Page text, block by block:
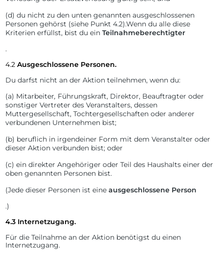
(d)du nicht zu den unten genannten ausgeschlossenen
Personen gehörst (siehe Punkt 4.2).Wenn du alle diese
Kriterien erfüllst, bist du einTeilnahmeberechtigter
.
4.2Ausgeschlossene Personen.
Du darfst nicht an der Aktion teilnehmen, wenn du:
(a) Mitarbeiter, Führungskraft, Direktor, Beauftragter oder
sonstiger Vertreter des Veranstalters, dessen
Muttergesellschaft, Tochtergesellschaften oder anderer
verbundenen Unternehmen bist;
(b) beruflich in irgendeiner Form mit dem Veranstalter oder
dieser Aktion verbunden bist; oder
(c)ein direkter Angehöriger oder Teil des Haushalts einer der
oben genannten Personen bist.
(Jede dieser Personen ist eineausgeschlossene Person
.)
4.3 Internetzugang.
Für die Teilnahme an der Aktion benötigst du einen
Internetzugang.